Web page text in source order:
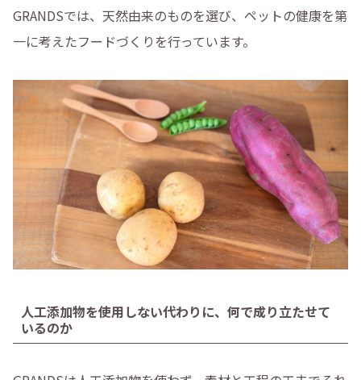
GRANDSでは、天然由来のものを選び、ペットの健康を第
一に考えたフードづくりを行っています。
人工添加物を使用しない代わりに、何で成り立たせて
いるのか